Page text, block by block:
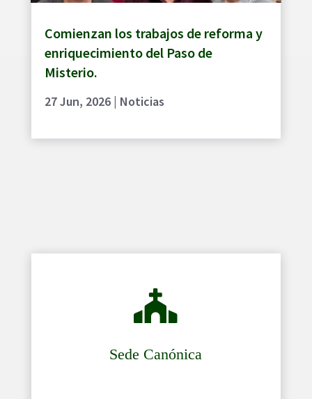
Comienzan los trabajos de reforma y
enriquecimiento del Paso de
Misterio.
27 Jun, 2026| Noticias

Sede Canónica